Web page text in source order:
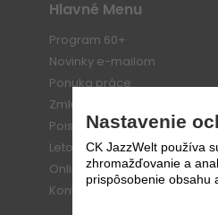
Hlavné Menu
Program 60+
Novinky e-mailom
Ponuka práce
Zmluvné vzťahy / Dokumenty
Poistenie
Letové poriadky a
Online platba
Kontakt
Nastavenie
CK JazzWelt používa
zhromažďovanie a
prispôsobenie obsahu